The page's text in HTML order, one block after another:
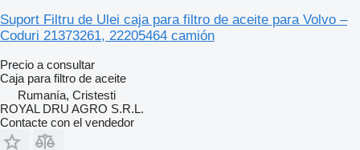
Suport Filtru de Ulei caja para filtro de aceite para Volvo –
Coduri 21373261, 22205464 camión
Precio a consultar
Caja para filtro de aceite
Rumanía, Cristesti
ROYAL DRU AGRO S.R.L.
Contacte con el vendedor